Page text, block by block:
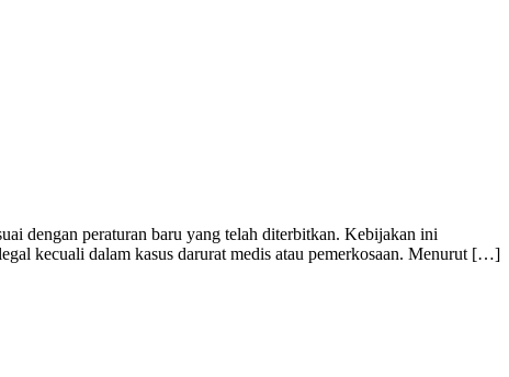
dengan peraturan baru yang telah diterbitkan. Kebijakan ini
kecuali dalam kasus darurat medis atau pemerkosaan. Menurut […]